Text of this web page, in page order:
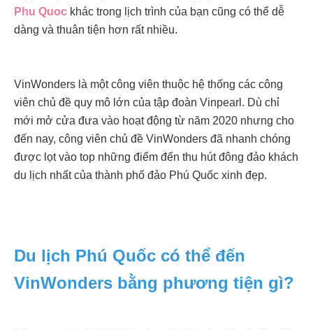
Phu Quoc khác trong lịch trình của bạn cũng có thể dễ
dàng và thuân tiện hơn rất nhiều.
VinWonders là một công viên thuộc hệ thống các công
viên chủ đề quy mô lớn của tập đoàn Vinpearl. Dù chỉ
mới mở cửa đưa vào hoạt động từ năm 2020 nhưng cho
đến nay, công viên chủ đề VinWonders đã nhanh chóng
được lọt vào top những điểm đến thu hút đông đảo khách
du lịch nhất của thành phố đảo Phú Quốc xinh đẹp.
Du lịch Phú Quốc có thể đến
VinWonders bằng phương tiện gì?